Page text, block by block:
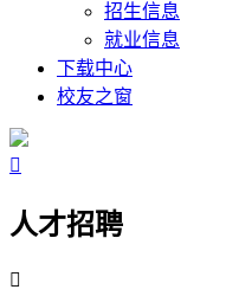
招生信息
就业信息
下载中心
校友之窗

人才招聘
